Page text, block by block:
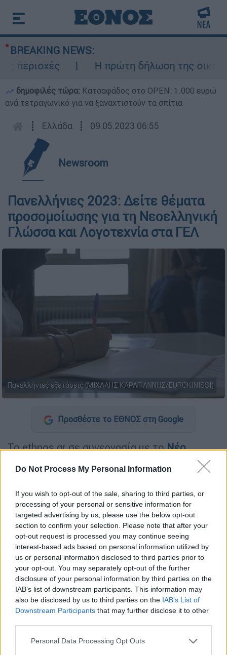
Do Not Process My Personal Information
If you wish to opt-out of the sale, sharing to third parties, or
processing of your personal or sensitive information for
targeted advertising by us, please use the below opt-out
section to confirm your selection. Please note that after your
opt-out request is processed you may continue seeing
interest-based ads based on personal information utilized by
us or personal information disclosed to third parties prior to
your opt-out. You may separately opt-out of the further
disclosure of your personal information by third parties on the
IAB’s list of downstream participants. This information may
also be disclosed by us to third parties on the IAB’s List of
Downstream Participants that may further disclose it to other
Please note that this website/app uses one or more Google
Personal Data Processing Opt Outs
BREAKING NEWS:
Η πρώτη δήλωση της
δημοφιλές τώρα: Κατσαφάδος στο OPEN: 1.000 ευρώ
ανά τετραγωνικό για να ξαναχτιστούν τα σπίτια
┋ Ελλάδα ┋ 09.05.2023 06:55
Newsroom
Πανελλήνιες 2023: Δείτε θέματα
προσομοίωσης για τη Νεοελληνική
Γλώσσα και Λογοτεχνία στα ΓΕΛ
Πανελλήνιες εξετάσεις (ΜΙΧΑΛΗΣ ΚΑΡΑΓΙΑΝΝΗΣ/EUROKINISSI)
Προσθέστε το ΕΘΝΟΣ στη Google
Το ethnos.gr σε συνεργασία με τοΝέο
προσομοίωσης για τιςΠανελλήνιες
Δείτε τα θέματα στο μάθημα Νεοελληνική
Γλώσσα και Λογοτεχνίαστα Γενικά Λύκεια: